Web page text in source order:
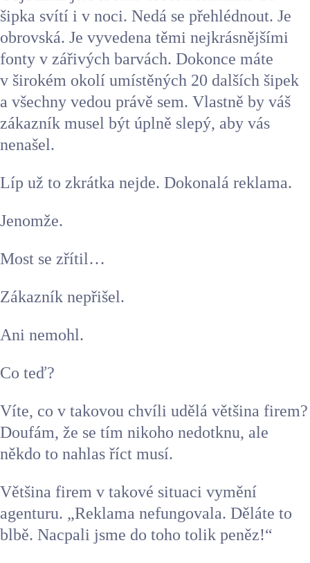
Kontakt
šipka svítí i v noci. Nedá se přehlédnout. Je
obrovská. Je vyvedena těmi nejkrásnějšími
fonty v zářivých barvách. Dokonce máte
v širokém okolí umístěných 20 dalších šipek
a všechny vedou právě sem. Vlastně by váš
zákazník musel být úplně slepý, aby vás
nenašel.
Líp už to zkrátka nejde. Dokonalá reklama.
Jenomže.
Most se zřítil…
Zákazník nepřišel.
Ani nemohl.
Co teď?
Víte, co v takovou chvíli udělá většina firem?
Doufám, že se tím nikoho nedotknu, ale
někdo to nahlas říct musí.
Většina firem v takové situaci vymění
agenturu. „Reklama nefungovala. Děláte to
blbě. Nacpali jsme do toho tolik peněz!“